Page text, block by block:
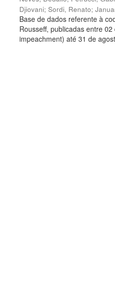
Djiovani;Sordi, Renato;
Base de dados referente à
Rousseff, publicadas entre
impeachment) até 31 de